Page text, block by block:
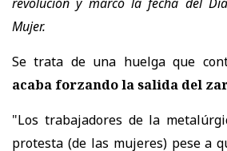
Mujer.
Se trata de una huelga que
acaba forzando la salida del
"Los trabajadores de la
protesta (de las mujeres) pese a